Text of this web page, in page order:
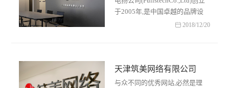
于2005年,是中国卓越的品牌设
计(VIDesign)和品牌网站建设
 2018/12/20
天津筑美网络有限公司
与众不同的优秀网站,必然是理